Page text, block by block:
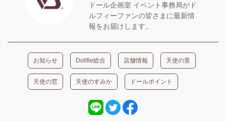
ドール企画室 イベント事務局がド
ルフィーファンの皆さまに最新情
報をお届けします。
お知らせ Dollfie総合 店舗情報 天使の里
天使の窓 天使のすみか ドールポイント